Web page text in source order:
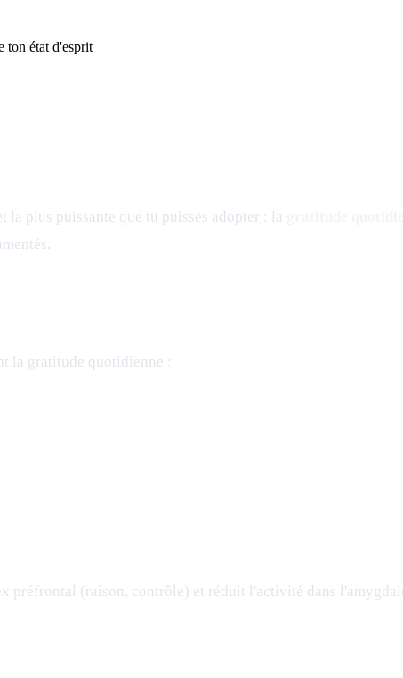
ton état d'esprit
plus puissante que tu puisses adopter : la
la gratitude quotidienne :
(raison, contrôle) et réduit l'activité dans